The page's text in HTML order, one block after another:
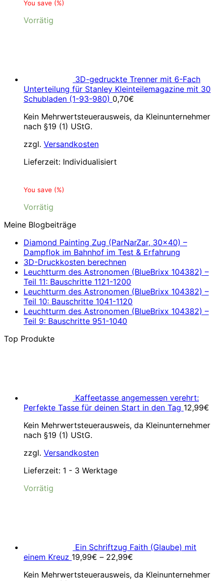
You save (%)
Vorrätig
3D-gedruckte Trenner mit 6-Fach
Unterteilung für Stanley Kleinteilemagazine mit 30
Schubladen (1-93-980) 0,70€
Kein Mehrwertsteuerausweis, da Kleinunternehmer
nach §19 (1) UStG.
zzgl. Versandkosten
Lieferzeit: Individualisiert
You save (%)
Vorrätig
Meine Blogbeiträge
Diamond Painting Zug (ParNarZar, 30×40) –
Dampflok im Bahnhof im Test & Erfahrung
3D-Druckkosten berechnen
Leuchtturm des Astronomen (BlueBrixx 104382) –
Teil 11: Bauschritte 1121-1200
Leuchtturm des Astronomen (BlueBrixx 104382) –
Teil 10: Bauschritte 1041-1120
Leuchtturm des Astronomen (BlueBrixx 104382) –
Teil 9: Bauschritte 951-1040
Top Produkte
Kaffeetasse angemessen verehrt:
Perfekte Tasse für deinen Start in den Tag 12,99€
Kein Mehrwertsteuerausweis, da Kleinunternehmer
nach §19 (1) UStG.
zzgl. Versandkosten
Lieferzeit: 1 - 3 Werktage
Vorrätig
Ein Schriftzug Faith (Glaube) mit
einem Kreuz 19,99€ – 22,99€
Kein Mehrwertsteuerausweis, da Kleinunternehmer